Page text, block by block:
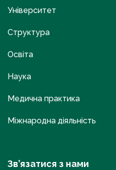
Університет
Структура
Освіта
Наука
Медична практика
Міжнародна діяльність
Зв’язатися з нами